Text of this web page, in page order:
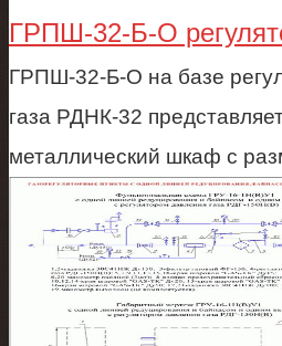
ГРПШ-32-Б-О
ГРПШ-32-Б-О на базе
газа РДНК-32
металлический шкаф с